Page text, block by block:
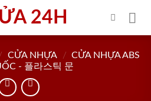
CỬA NHỰA / CỬA NHỰA ABS
- 플라스틱 문